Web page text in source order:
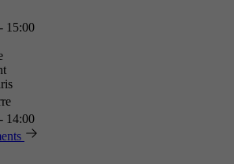
15:00
14:00